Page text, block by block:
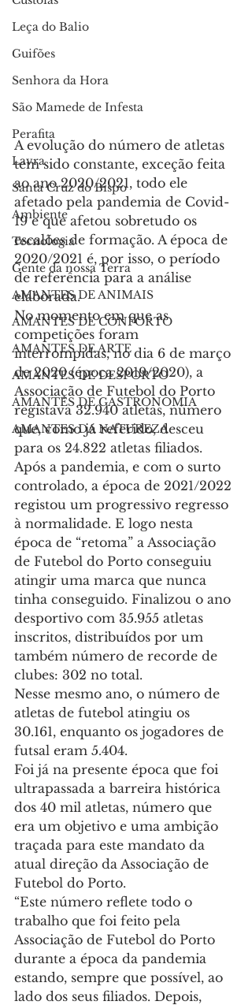
Leça do Balio
Guifões
Senhora da Hora
São Mamede de Infesta
Perafita
Lavra
Santa Cruz do Bispo
Ambiente
Tecnologia
Gente da nossa Terra
AMANTES DE ANIMAIS
AMANTES DE CONFORTO
AMANTES DE ARTE
AMANTES DE DESPORTO
AMANTES DE GASTRONOMIA
AMANTES DA NATUREZA
A evolução do número de atletas
tem sido constante, exceção feita
ao ano 2020/2021, todo ele
afetado pela pandemia de Covid-
19 e que afetou sobretudo os
escalões de formação. A época de
2020/2021 é, por isso, o período
de referência para a análise
elaborada.
No momento em que as
competições foram
interrompidas, no dia 6 de março
de 2020 (época 2019/2020), a
Associação de Futebol do Porto
registava 32.940 atletas, número
que, como já referido, desceu
para os 24.822 atletas filiados.
Após a pandemia, e com o surto
controlado, a época de 2021/2022
registou um progressivo regresso
à normalidade. E logo nesta
época de “retoma” a Associação
de Futebol do Porto conseguiu
atingir uma marca que nunca
tinha conseguido. Finalizou o ano
desportivo com 35.955 atletas
inscritos, distribuídos por um
também número de recorde de
clubes: 302 no total.
Nesse mesmo ano, o número de
atletas de futebol atingiu os
30.161, enquanto os jogadores de
futsal eram 5.404.
Foi já na presente época que foi
ultrapassada a barreira histórica
dos 40 mil atletas, número que
era um objetivo e uma ambição
traçada para este mandato da
atual direção da Associação de
Futebol do Porto.
“Este número reflete todo o
trabalho que foi feito pela
Associação de Futebol do Porto
durante a época da pandemia
estando, sempre que possível, ao
lado dos seus filiados. Depois,